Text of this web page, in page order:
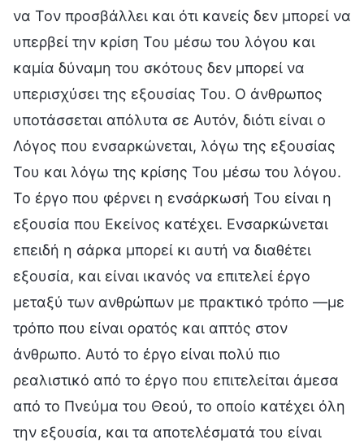
να Τον προσβάλλει και ότι κανείς δεν μπορεί να
υπερβεί την κρίση Του μέσω του λόγου και
καμία δύναμη του σκότους δεν μπορεί να
υπερισχύσει της εξουσίας Του. Ο άνθρωπος
υποτάσσεται απόλυτα σε Αυτόν, διότι είναι ο
Λόγος που ενσαρκώνεται, λόγω της εξουσίας
Του και λόγω της κρίσης Του μέσω του λόγου.
Το έργο που φέρνει η ενσάρκωσή Του είναι η
εξουσία που Εκείνος κατέχει. Ενσαρκώνεται
επειδή η σάρκα μπορεί κι αυτή να διαθέτει
εξουσία, και είναι ικανός να επιτελεί έργο
μεταξύ των ανθρώπων με πρακτικό τρόπο —με
τρόπο που είναι ορατός και απτός στον
άνθρωπο. Αυτό το έργο είναι πολύ πιο
ρεαλιστικό από το έργο που επιτελείται άμεσα
από το Πνεύμα του Θεού, το οποίο κατέχει όλη
την εξουσία, και τα αποτελέσματά του είναι